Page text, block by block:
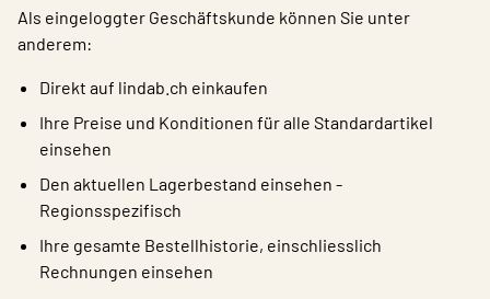
Über Lindab
Kontakt
Downloads
Einloggen
Als eingeloggter Geschäftskunde können Sie unter
anderem:
Direkt auf lindab.ch einkaufen
Ihre Preise und Konditionen für alle Standardartikel
einsehen
Den aktuellen Lagerbestand einsehen -
Regionsspezifisch
Ihre gesamte Bestellhistorie, einschliesslich
Rechnungen einsehen